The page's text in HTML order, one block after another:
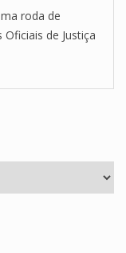
roda de
de Justiça